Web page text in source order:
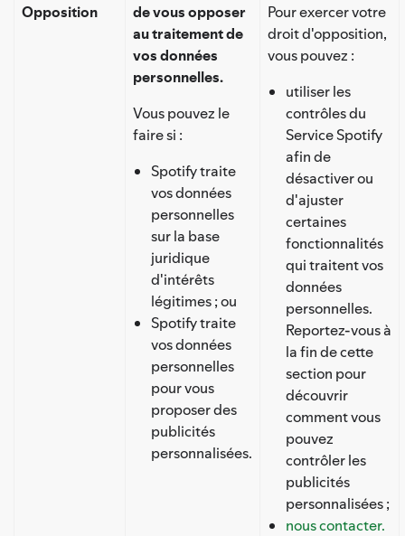
Opposition
de vous opposer
au traitement de
vos données
personnelles.
Vous pouvez le
faire si :
Spotify traite
vos données
personnelles
sur la base
juridique
d'intérêts
légitimes ; ou
Spotify traite
vos données
personnelles
pour vous
proposer des
publicités
personnalisées.
Pour exercer votre
droit d'opposition,
vous pouvez :
utiliser les
contrôles du
Service Spotify
afin de
désactiver ou
d'ajuster
certaines
fonctionnalités
qui traitent vos
données
personnelles.
Reportez-vous à
la fin de cette
section pour
découvrir
comment vous
pouvez
contrôler les
publicités
personnalisées ;
nous contacter.